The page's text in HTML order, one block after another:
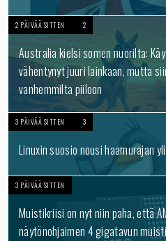
2 PÄIVÄÄ SITTEN 2
Australia kielsi somen nuorilta:
vähentynyt juuri lainkaan, mutta
vanhemmilta piiloon
3 PÄIVÄÄ SITTEN 3
Linuxin suosio nousi haamurajan yli
3 PÄIVÄÄ SITTEN
Muistikriisi on nyt niin paha, että
näytönohjaimen 4 gigatavun